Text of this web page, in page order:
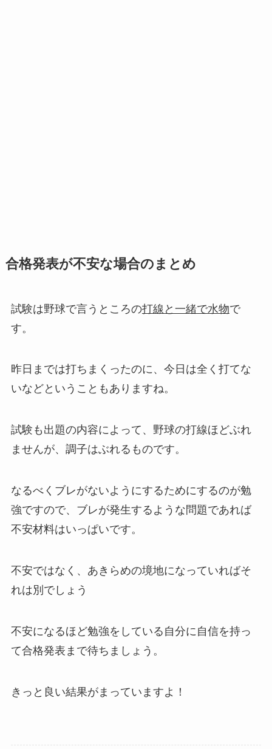
合格発表が不安な場合のまとめ
試験は野球で言うところの打線と一緒で水物で
す。
昨日までは打ちまくったのに、今日は全く打てな
いなどということもありますね。
試験も出題の内容によって、野球の打線ほどぶれ
ませんが、調子はぶれるものです。
なるべくブレがないようにするためにするのが勉
強ですので、ブレが発生するような問題であれば
不安材料はいっぱいです。
不安ではなく、あきらめの境地になっていればそ
れは別でしょう
不安になるほど勉強をしている自分に自信を持っ
て合格発表まで待ちましょう。
きっと良い結果がまっていますよ！